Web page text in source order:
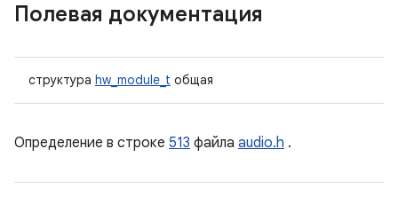
Полевая документация
структура hw_module_t общая
Определение в строке 513 файла audio.h .